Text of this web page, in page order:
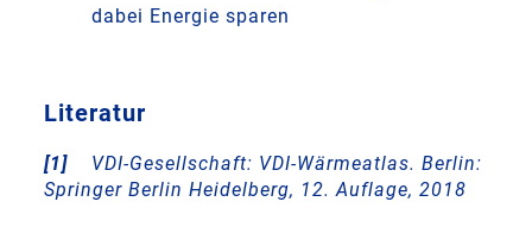
dabei Energie sparen
Literatur
[1] VDI-Gesellschaft: VDI-Wärmeatlas. Berlin:
Springer Berlin Heidelberg, 12. Auflage, 2018